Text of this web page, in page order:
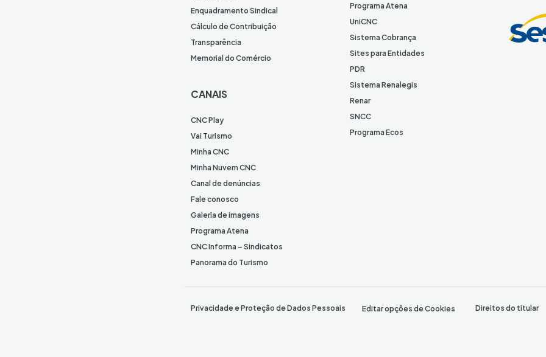
Enquadramento Sindical
Cálculo de Contribuição
Transparência
Memorial do Comércio
CANAIS
CNC Play
Vai Turismo
Minha CNC
Minha Nuvem CNC
Canal de denúncias
Fale conosco
Galeria de imagens
Programa Atena
CNC Informa – Sindicatos
Panorama do Turismo
Programa Atena
UniCNC
Sistema Cobrança
Sites para Entidades
PDR
Sistema Renalegis
Renar
SNCC
Programa Ecos
I
n
Privacidade e Proteção de Dados Pessoais Editar opções de Cookies Direitos do titular